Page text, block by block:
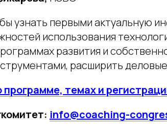
узнать первыми актуальную
использования
развития и
расширить деловые
темах и
info@coaching-